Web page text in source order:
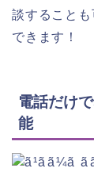
談すること
できます！
電話だけ
能